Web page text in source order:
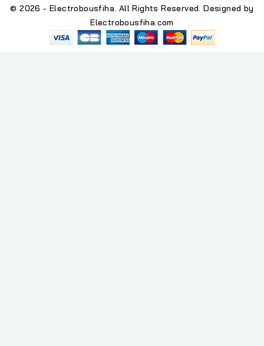
© 2026 - Electrobousfiha. All Rights Reserved. Designed by
Electrobousfiha.com